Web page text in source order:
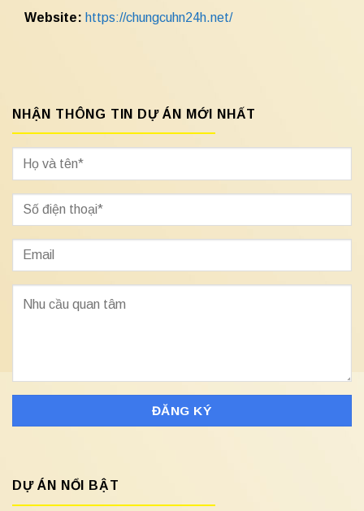
Website: https://chungcuhn24h.net/
NHẬN THÔNG TIN DỰ ÁN MỚI NHẤT
DỰ ÁN NỔI BẬT